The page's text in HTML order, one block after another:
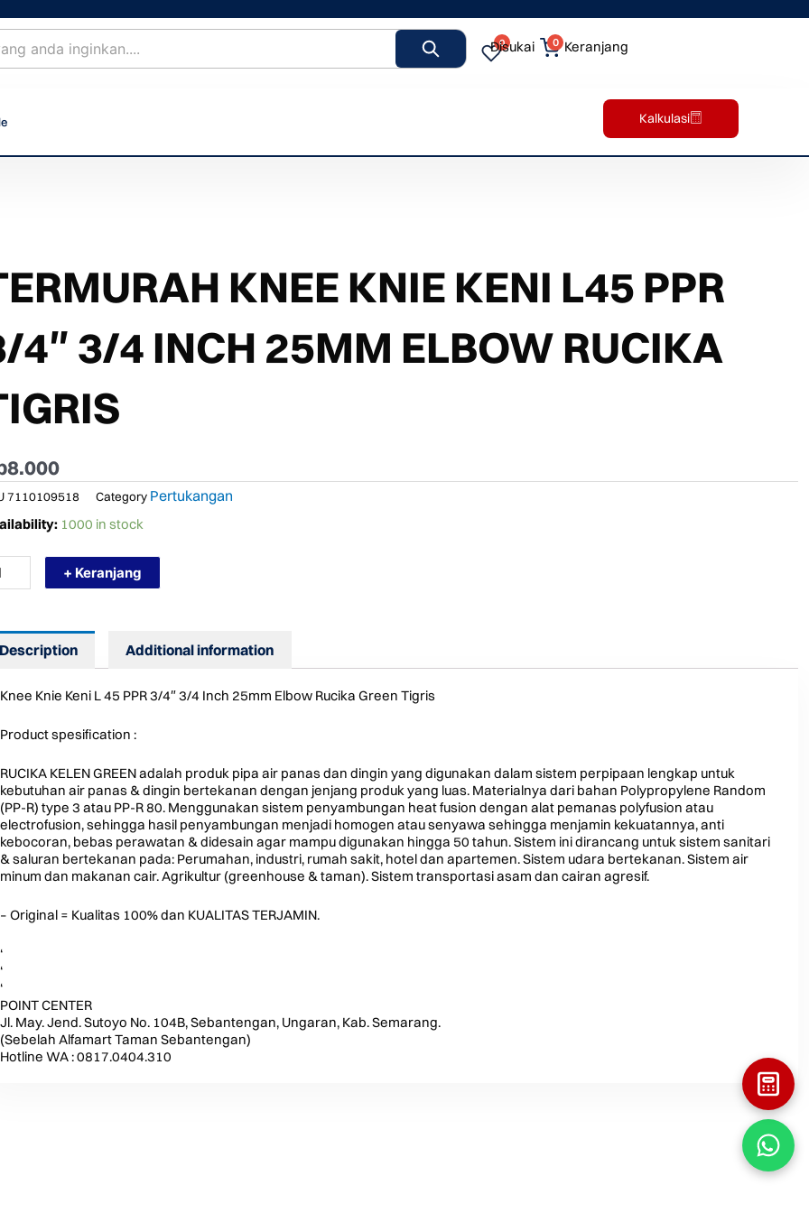
0
Disukai 0 Keranjang
Kalkulasi
KNEE KNIE KENI L45 PPR
4″ 3/4 INCH 25MM ELBOW RUCIKA
8.000
7110109518 Category Pertukangan
1000 in stock
+ Keranjang
Description Additional information
Knee Knie Keni L 45 PPR 3/4″ 3/4 Inch 25mm Elbow Rucika Green Tigris
Product spesification :
RUCIKA KELEN GREEN adalah produk pipa air panas dan dingin yang digunakan dalam sistem perpipaan lengkap untuk
kebutuhan air panas & dingin bertekanan dengan jenjang produk yang luas. Materialnya dari bahan Polypropylene Random
(PP-R) type 3 atau PP-R 80. Menggunakan sistem penyambungan heat fusion dengan alat pemanas polyfusion atau
electrofusion, sehingga hasil penyambungan menjadi homogen atau senyawa sehingga menjamin kekuatannya, anti
kebocoran, bebas perawatan & didesain agar mampu digunakan hingga 50 tahun. Sistem ini dirancang untuk sistem sanitari
& saluran bertekanan pada: Perumahan, industri, rumah sakit, hotel dan apartemen. Sistem udara bertekanan. Sistem air
minum dan makanan cair. Agrikultur (greenhouse & taman). Sistem transportasi asam dan cairan agresif.
– Original = Kualitas 100% dan KUALITAS TERJAMIN.
‘
‘
‘
POINT CENTER
Jl. May. Jend. Sutoyo No. 104B, Sebantengan, Ungaran, Kab. Semarang.
(Sebelah Alfamart Taman Sebantengan)
Hotline WA : 0817.0404.310